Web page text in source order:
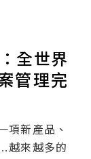
全世界
管理完
項新產品、
越來越多的